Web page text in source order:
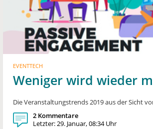
EVENTTECH
Weniger wird wieder
Die Veranstaltungstrends 2019 aus der Sicht
2 Kommentare
Letzter: 29. Januar, 08:34 Uhr